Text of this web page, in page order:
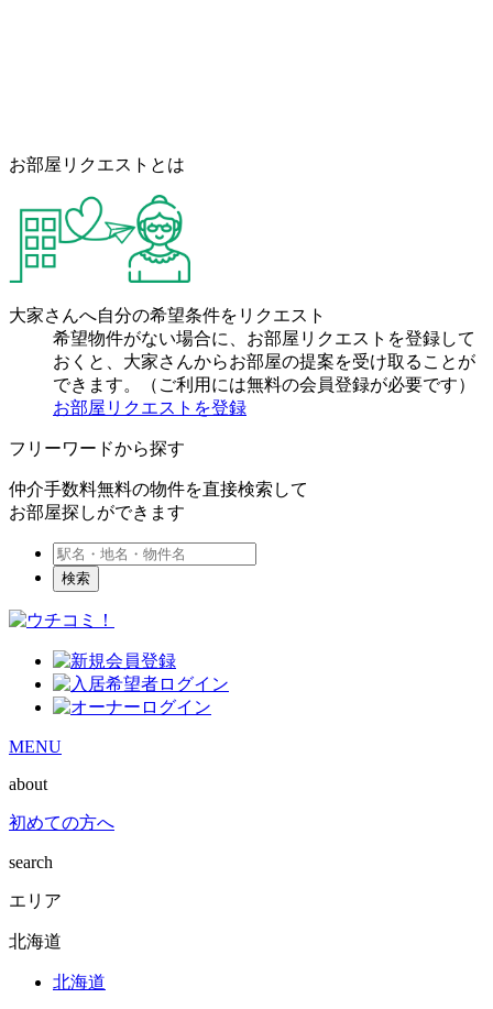
お部屋リクエストとは
大家さんへ自分の希望条件をリクエスト
希望物件がない場合に、お部屋リクエストを登録して
おくと、大家さんからお部屋の提案を受け取ることが
できます。（ご利用には無料の会員登録が必要です）
お部屋リクエストを登録
フリーワードから探す
仲介手数料無料の物件を直接検索して
お部屋探しができます
検索
MENU
about
初めての方へ
search
エリア
北海道
北海道